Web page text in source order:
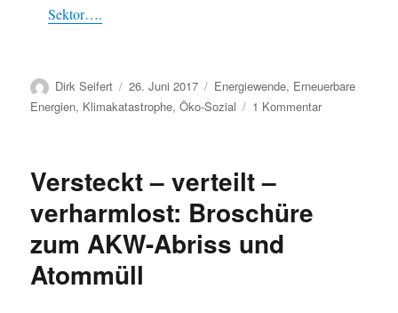
Sektor….
Autor
Dirk Seifert
Veröffentlicht
am
26. Juni 2017 Kategorien
Energiewende, Erneuerbare
Energien, Klimakatastrophe,Öko-Sozial 1 Kommentarzu
Versteckt – verteilt –
verharmlost: Broschüre
zum AKW-Abriss und
Atommüll